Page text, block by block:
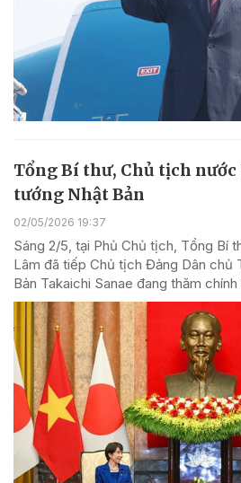
Tổng Bí thư, Chủ tịch
tướng Nhật Bản
02/05/2026 19:37
Sáng 2/5, tại Phủ Chủ tịch, Tổng Bí
Lâm đã tiếp Chủ tịch Đảng Dân chủ
Bản Takaichi Sanae đang thăm